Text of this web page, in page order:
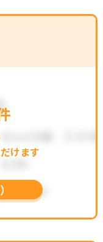
けます